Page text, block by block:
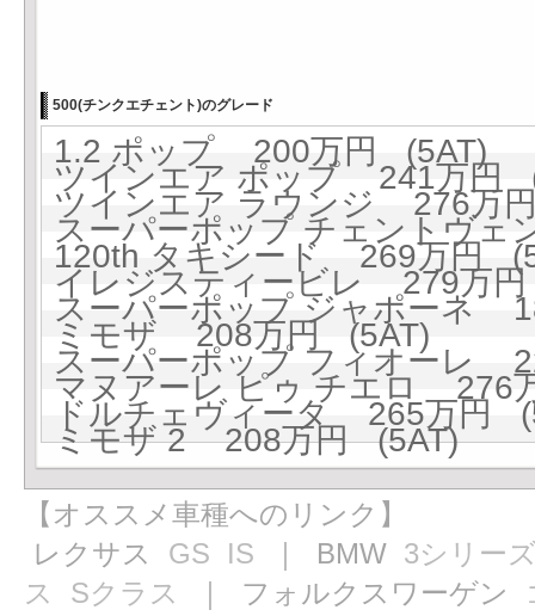
500(チンクエチェント)のグレード
1.2 ポップ 200万円 (5AT)
ツインエア ポップ 241万円
ツインエア ラウンジ 276万
スーパーポップ チェントヴ
120th タキシード 269万円
イレジスティービレ 279万
スーパーポップ ジャポーネ
ミモザ 208万円 (5AT)
スーパーポップ フィオーレ
マヌアーレ ピゥ チエロ 276
ドルチェヴィータ 265万円
ミモザ 2 208万円 (5AT)
【オススメ車種へのリンク】
レクサス GS IS ｜ BMW 3シリー
ス
Sクラス ｜ フォルクスワーゲン